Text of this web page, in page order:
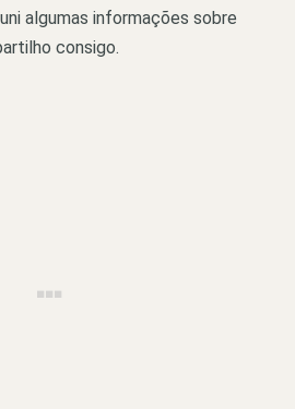
algumas informações sobre
consigo.